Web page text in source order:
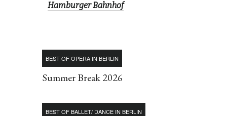
Hamburger Bahnhof
BEST OF OPERA IN BERLIN
Summer Break 2026
BEST OF BALLET/ DANCE IN BERLIN